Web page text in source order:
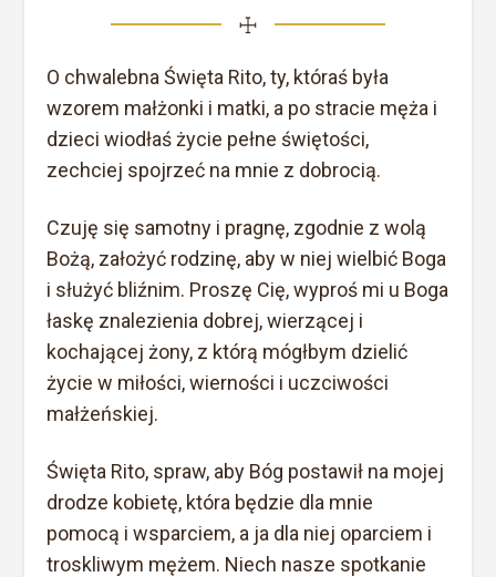
☩
O chwalebna Święta Rito, ty, któraś była
wzorem małżonki i matki, a po stracie męża i
dzieci wiodłaś życie pełne świętości,
zechciej spojrzeć na mnie z dobrocią.
Czuję się samotny i pragnę, zgodnie z wolą
Bożą, założyć rodzinę, aby w niej wielbić Boga
i służyć bliźnim. Proszę Cię, wyproś mi u Boga
łaskę znalezienia dobrej, wierzącej i
kochającej żony, z którą mógłbym dzielić
życie w miłości, wierności i uczciwości
małżeńskiej.
Święta Rito, spraw, aby Bóg postawił na mojej
drodze kobietę, która będzie dla mnie
pomocą i wsparciem, a ja dla niej oparciem i
troskliwym mężem. Niech nasze spotkanie